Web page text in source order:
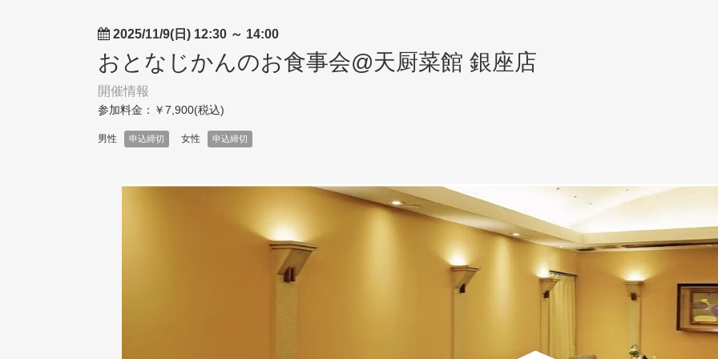
2025/11/9(日) 12:30 ～ 14:00
おとなじかんのお食事会@天厨菜館 銀座店
開催情報
参加料金：￥7,900(税込)
男性 申込締切 女性 申込締切